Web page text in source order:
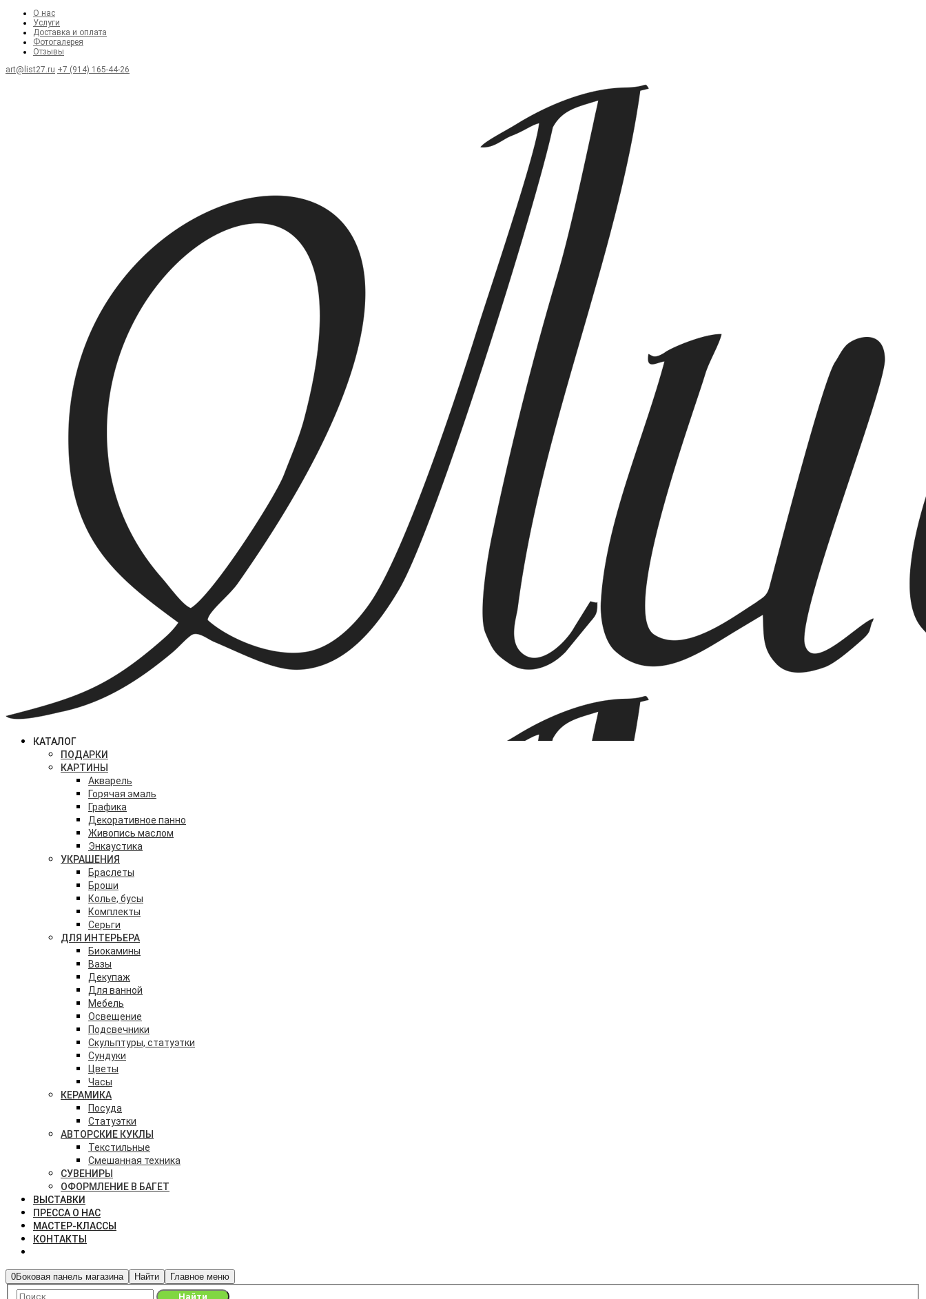
О нас
Услуги
Доставка и оплата
Фотогалерея
Отзывы
art@list27.ru +7 (914) 165-44-26
КАТАЛОГ
ПОДАРКИ
КАРТИНЫ
Акварель
Горячая эмаль
Графика
Декоративное панно
Живопись маслом
Энкаустика
УКРАШЕНИЯ
Браслеты
Броши
Колье, бусы
Комплекты
Серьги
ДЛЯ ИНТЕРЬЕРА
Биокамины
Вазы
Декупаж
Для ванной
Мебель
Освещение
Подсвечники
Скульптуры, статуэтки
Сундуки
Цветы
Часы
КЕРАМИКА
Посуда
Статуэтки
АВТОРСКИЕ КУКЛЫ
Текстильные
Смешанная техника
СУВЕНИРЫ
ОФОРМЛЕНИЕ В БАГЕТ
ВЫСТАВКИ
ПРЕССА О НАС
МАСТЕР-КЛАССЫ
КОНТАКТЫ
0Боковая панель магазина Найти Главное меню